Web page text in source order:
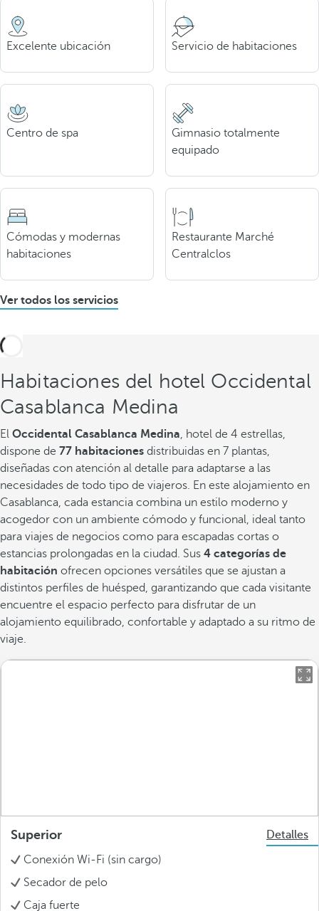
Excelente ubicación Servicio de habitaciones
Centro de spa
Gimnasio totalmente
equipado
Cómodas y modernas
habitaciones
Restaurante Marché
Centralclos
Ver todos los servicios
Habitaciones del hotel Occidental
Casablanca Medina
El Occidental Casablanca Medina, hotel de 4 estrellas,
dispone de 77 habitaciones distribuidas en 7 plantas,
diseñadas con atención al detalle para adaptarse a las
necesidades de todo tipo de viajeros. En este alojamiento en
Casablanca, cada estancia combina un estilo moderno y
acogedor con un ambiente cómodo y funcional, ideal tanto
para viajes de negocios como para escapadas cortas o
estancias prolongadas en la ciudad. Sus 4 categorías de
habitación ofrecen opciones versátiles que se ajustan a
distintos perfiles de huésped, garantizando que cada visitante
encuentre el espacio perfecto para disfrutar de un
alojamiento equilibrado, confortable y adaptado a su ritmo de
viaje.
Superior
Detalles
Conexión Wi-Fi (sin cargo)
Secador de pelo
Caja fuerte